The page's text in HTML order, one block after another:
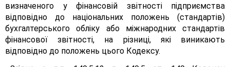
визначеного у фінансовій звітності підприємства
відповідно до національних положень (стандартів)
бухгалтерського обліку або міжнародних стандартів
фінансової звітності, на різниці, які виникають
відповідно до положень цього Кодексу.